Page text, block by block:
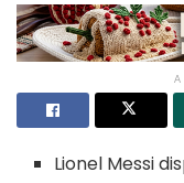
Lionel Messi